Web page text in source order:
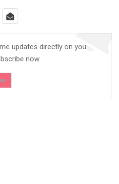
updates directly on you
now.